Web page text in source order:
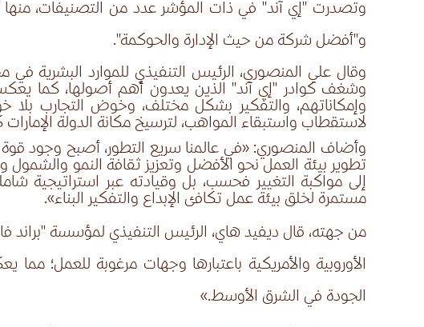
وتصدرت "إي آند" في ذات المؤشر عدد من التصنيفات، منها
و"أفضل شركة من حيث الإدارة والحوكمة".
وقال علي المنصوري، الرئيس التنفيذي للموارد البشرية في
وشغف كوادر "إي آند" الذين يعدون أهم أصولها، كما
وإمكاناتهم، والتفكير بشكل مختلف، وخوض التجارب بلا
لاستقطاب واستبقاء المواهب، لترسيخ مكانة الدولة
وأضاف المنصوري: «في عالمنا سريع التطور، أصبح وجود
تطوير بيئة العمل نحو الأفضل وتعزيز ثقافة النمو والشمول
إلى مواكبة التغيير فحسب، بل وقيادته عبر استراتيجية
مستمرة لخلق بيئة عمل تكافئ الإبداع والتفكير البناء».
من جهته، قال ديفيد هاي، الرئيس التنفيذي لمؤسسة "براند
الأوروبية والأمريكية باعتبارها وجهات مرغوبة للعمل؛
الجودة في الشرق الأوسط.»